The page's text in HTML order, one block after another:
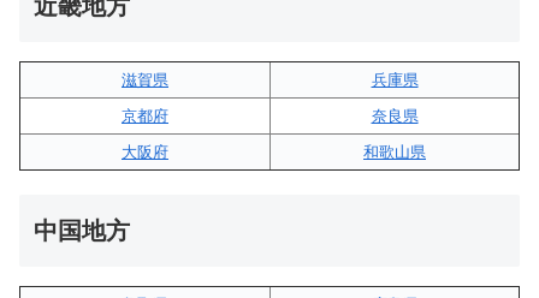
近畿地方
滋賀県
兵庫県
京都府
奈良県
大阪府
和歌山県
中国地方